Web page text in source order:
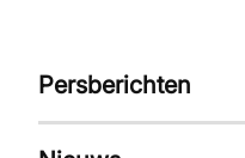
Persberichten